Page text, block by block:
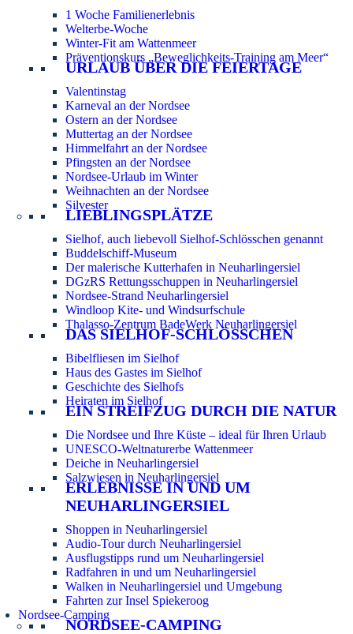
1 Woche Familienerlebnis
Welterbe-Woche
Winter-Fit am Wattenmeer
Präventionskurs „Beweglichkeits-Training am Meer“
URLAUB ÜBER DIE FEIERTAGE
Valentinstag
Karneval an der Nordsee
Ostern an der Nordsee
Muttertag an der Nordsee
Himmelfahrt an der Nordsee
Pfingsten an der Nordsee
Nordsee-Urlaub im Winter
Weihnachten an der Nordsee
Silvester
LIEBLINGSPLÄTZE
Sielhof, auch liebevoll Sielhof-Schlösschen genannt
Buddelschiff-Museum
Der malerische Kutterhafen in Neuharlingersiel
DGzRS Rettungsschuppen in Neuharlingersiel
Nordsee-Strand Neuharlingersiel
Windloop Kite- und Windsurfschule
Thalasso-Zentrum BadeWerk Neuharlingersiel
DAS SIELHOF-SCHLÖSSCHEN
Bibelfliesen im Sielhof
Haus des Gastes im Sielhof
Geschichte des Sielhofs
Heiraten im Sielhof
EIN STREIFZUG DURCH DIE NATUR
Die Nordsee und Ihre Küste – ideal für Ihren Urlaub
UNESCO-Weltnaturerbe Wattenmeer
Deiche in Neuharlingersiel
Salzwiesen in Neuharlingersiel
ERLEBNISSE IN UND UM
NEUHARLINGERSIEL
Shoppen in Neuharlingersiel
Audio-Tour durch Neuharlingersiel
Ausflugstipps rund um Neuharlingersiel
Radfahren in und um Neuharlingersiel
Walken in Neuharlingersiel und Umgebung
Fahrten zur Insel Spiekeroog
Nordsee-Camping
NORDSEE-CAMPING